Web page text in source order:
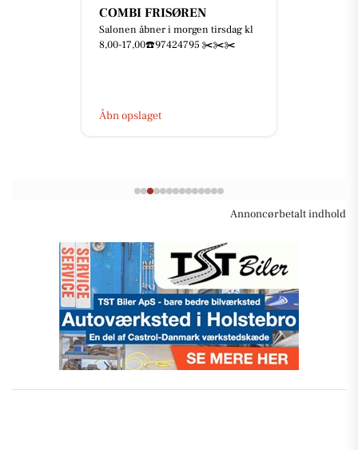
COMBI FRISØREN
Salonen åbner i morgen tirsdag kl
8,00-17,00☎️97424795 ✂️✂️✂️
Åbn opslaget
Annoncørbetalt indhold